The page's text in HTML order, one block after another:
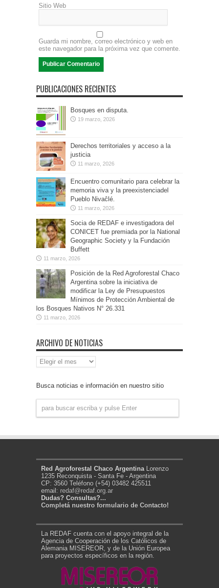
Sitio Web
Guarda mi nombre, correo electrónico y web en
este navegador para la próxima vez que comente.
PUBLICACIONES RECIENTES
Bosques en disputa.
19 marzo, 2026
Derechos territoriales y acceso a la
justicia
11 marzo, 2026
Encuentro comunitario para celebrar la
memoria viva y la preexistenciadel
Pueblo Nivaĉlé.
11 marzo, 2026
Socia de REDAF e investigadora del
CONICET fue premiada por la National
Geographic Society y la Fundación
Buffett
11 marzo, 2026
Posición de la Red Agroforestal Chaco
Argentina sobre la iniciativa de
modificar la Ley de Presupuestos
Mínimos de Protección Ambiental de
los Bosques Nativos N° 26.331
11 marzo, 2026
ARCHIVO DE NOTICIAS
Archivo
de
Busca noticias e información en nuestro sitio
Red Agroforestal Chaco Argentina Lorenzo
1235 Reconquista - Santa Fe - Argentina
CP: 3560 Teléfono (+54) 03482 425511
email: redaf@redaf.org.ar
Dudas? Consultas?...
Completá nuestro formulario de Contacto!
La REDAF cuenta con el apoyo integral de la
Agencia de Cooperación de los Católicos de
Alemania MISEREOR, y de la Unión Europea
para proyectos específicos en la región.